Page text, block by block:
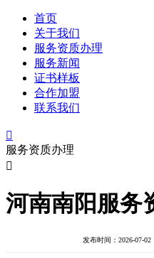
首页
关于我们
服务资质办理
服务新闻
证书样板
合作加盟
联系我们

服务资质办理

河南南阳服务
发布时间：2026-07-02